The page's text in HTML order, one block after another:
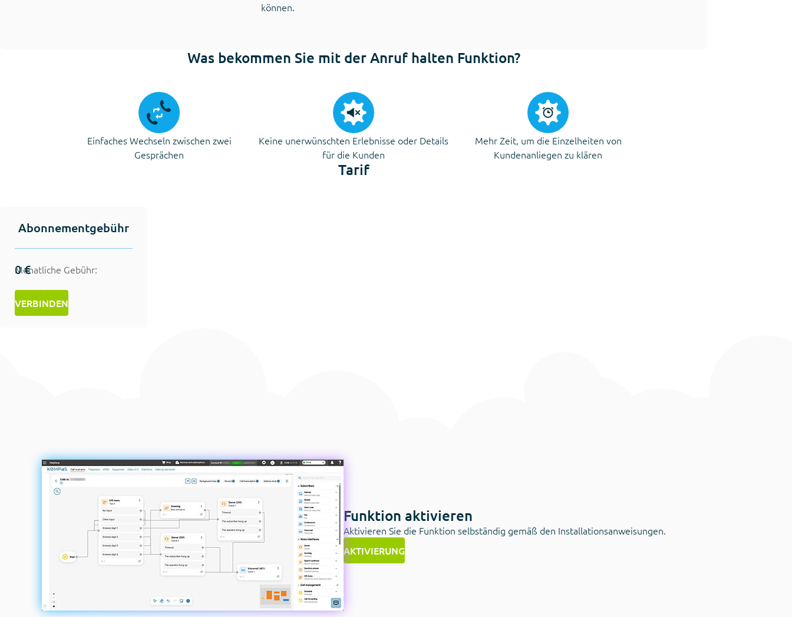
können.
Was bekommen Sie mit der Anruf halten Funktion?
Einfaches Wechseln zwischen zwei
Gesprächen
Keine unerwünschten Erlebnisse oder Details
für die Kunden
Mehr Zeit, um die Einzelheiten von
Kundenanliegen zu klären
Tarif
Abonnementgebühr
Monatliche Gebühr:
0 €
VERBINDEN
Funktion aktivieren
Aktivieren Sie die Funktion selbständig gemäß den Installationsanweisungen.
AKTIVIERUNG